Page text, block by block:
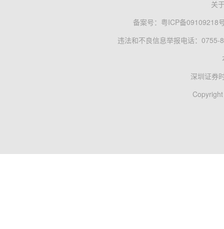
关
备案号： 粤ICP备09109218
违法和不良信息举报电话：0755-
深圳证券